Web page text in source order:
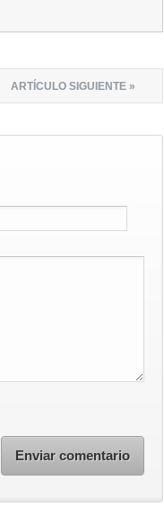
ARTÍCULO SIGUIENTE »